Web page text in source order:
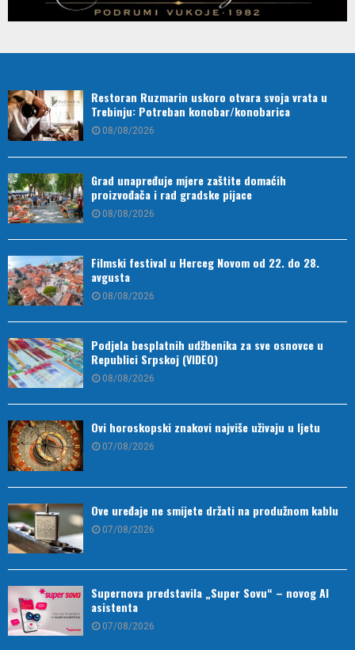
Restoran Ruzmarin uskoro otvara svoja vrata u
Trebinju: Potreban konobar/konobarica
08/08/2026
Grad unapređuje mjere zaštite domaćih
proizvođača i rad gradske pijace
08/08/2026
Filmski festival u Herceg Novom od 22. do 28.
avgusta
08/08/2026
Podjela besplatnih udžbenika za sve osnovce u
Republici Srpskoj (VIDEO)
08/08/2026
Ovi horoskopski znakovi najviše uživaju u ljetu
07/08/2026
Ove uređaje ne smijete držati na produžnom kablu
07/08/2026
Supernova predstavila „Super Sovu“ – novog AI
asistenta
07/08/2026